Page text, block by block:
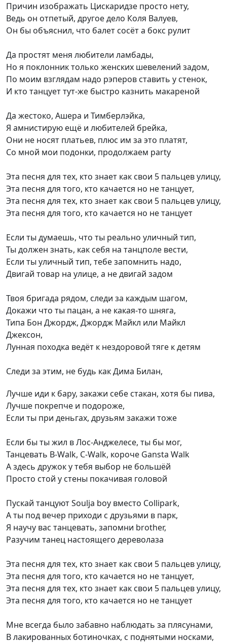
Причин изображать Цискаридзе просто нету,
Ведь он отпетый, другое дело Коля Валуев,
Он бы объяснил, что балет сосёт а бокс рулит
Да простят меня любители ламбады,
Но я поклонник только женских шевелений задом,
По моим взглядам надо рэперов ставить у стенок,
И кто танцует тут-же быстро казнить макареной
Да жестоко, Ашера и Тимберлэйка,
Я амнистирую ещё и любителей брейка,
Они не носят платьев, плюс им за это платят,
Со мной мои подонки, продолжаем party
Эта песня для тех, кто знает как свои 5 пальцев улицу,
Эта песня для того, кто качается но не танцует,
Эта песня для тех, кто знает как свои 5 пальцев улицу,
Эта песня для того, кто качается но не танцует
Если ты думаешь, что ты реально уличный тип,
Ты должен знать, как себя на танцполе вести,
Если ты уличный тип, тебе запомнить надо,
Двигай товар на улице, а не двигай задом
Твоя бригада рядом, следи за каждым шагом,
Докажи что ты пацан, а не какая-то шняга,
Типа Бон Джордж, Джордж Майкл или Майкл
Джексон,
Лунная походка ведёт к нездоровой тяге к детям
Следи за этим, не будь как Дима Билан,
Лучше иди к бару, закажи себе стакан, хотя бы пива,
Лучше покрепче и подороже,
Если ты при деньгах, друзьям закажи тоже
Если бы ты жил в Лос-Анджелесе, ты бы мог,
Танцевать B-Walk, C-Walk, короче Gansta Walk
А здесь дружок у тебя выбор не большёй
Просто стой у стены покачивая головой
Пускай танцуют Soulja boy вместо Collipark,
А ты под вечер приходи с друзьями в парк,
Я научу вас танцевать, запомни brother,
Разучим танец настоящего дереволаза
Эта песня для тех, кто знает как свои 5 пальцев улицу,
Эта песня для того, кто качается но не танцует,
Эта песня для тех, кто знает как свои 5 пальцев улицу,
Эта песня для того, кто качается но не танцует
Мне всегда было забавно наблюдать за плясунами,
В лакированных ботиночках, с поднятыми носками,